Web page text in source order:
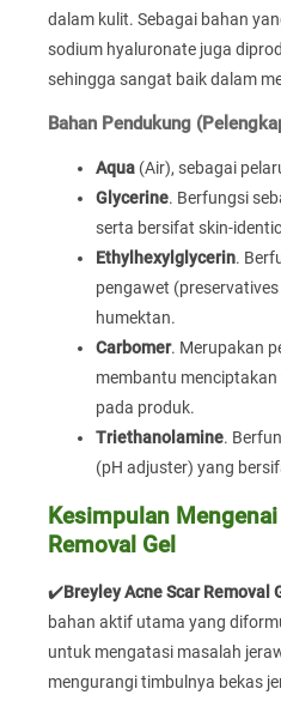
dalam kulit. Sebagai bahan
sodium hyaluronate juga
sehingga sangat baik dalam
Bahan Pendukung
Aqua (Air), sebagai
Glycerine. Berfungsi
serta bersifat skin-
Ethylhexylglycerin.
pengawet
humektan.
Carbomer. Merupakan
membantu
pada produk.
Triethanolamine.
(pH adjuster) yang
Kesimpulan
Removal Gel
✔️Breyley Acne Scar Removal
bahan aktif utama yang
untuk mengatasi masalah
mengurangi timbulnya bekas